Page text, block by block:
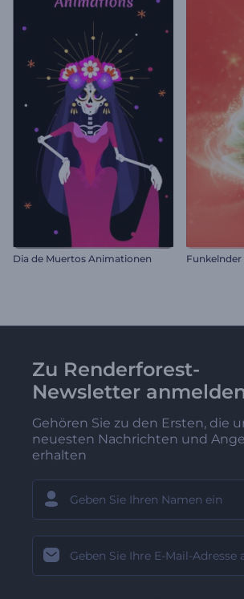
Dia de Muertos Animationen
Zu Renderforest-
Newsletter
Gehören Sie zu den Ersten, die
neuesten Nachrichten und
erhalten